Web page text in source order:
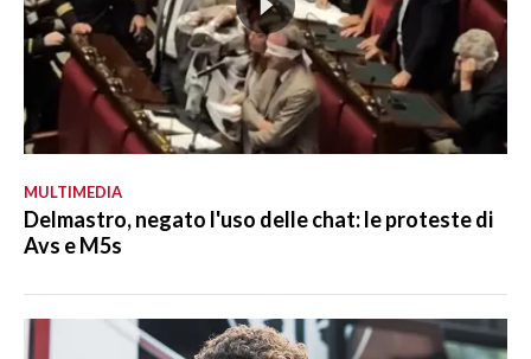
MULTIMEDIA
Delmastro, negato l'uso delle chat: le proteste di
Avs e M5s